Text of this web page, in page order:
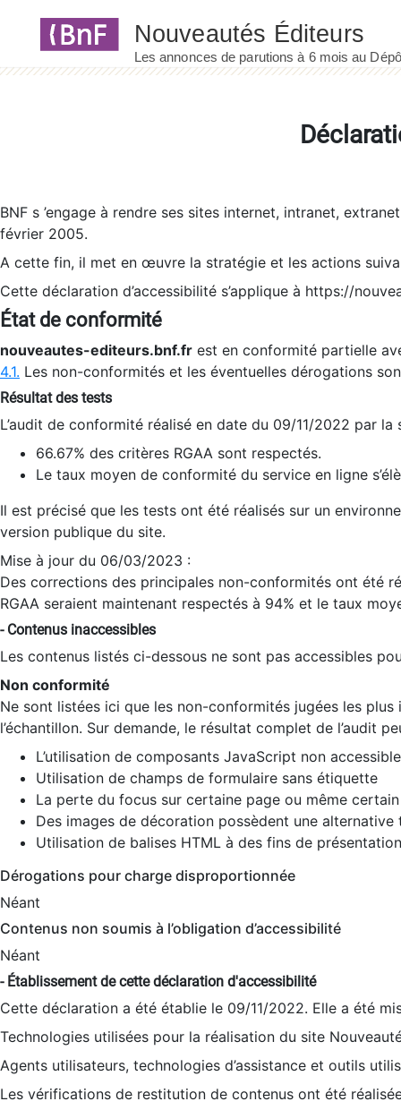
BNF s ’engage à rendre ses sites internet, intranet,
février 2005.
A cette fin, il met en œuvre la stratégie et les actions
Cette déclaration d’accessibilité s’applique à https://
État de conformité
nouveautes-editeurs.bnf.fr est en conformité partielle
4.1. Les non-conformités et les éventuelles dérogations
Résultat des tests
L’audit de conformité réalisé en date du 09/11/2022 par
66.67% des critères RGAA sont respectés.
Le taux moyen de conformité du service en ligne
Il est précisé que les tests ont été réalisés sur un
version publique du site.
Mise à jour du 06/03/2023 :
Des corrections des principales non-conformités ont été
RGAA seraient maintenant respectés à 94% et le taux
- Contenus inaccessibles
Les contenus listés ci-dessous ne sont pas accessibles
Non conformité
Ne sont listées ici que les non-conformités jugées les
l’échantillon. Sur demande, le résultat complet de l’audit
L’utilisation de composants JavaScript non
Utilisation de champs de formulaire sans étiquette
La perte du focus sur certaine page ou même
Des images de décoration possèdent une alternative
Utilisation de balises HTML à des fins de
Dérogations pour charge disproportionnée
Néant
Contenus non soumis à l’obligation d’accessibilité
Néant
- Établissement de cette déclaration d'accessibilité
Cette déclaration a été établie le 09/11/2022. Elle a été
Technologies utilisées pour la réalisation du site
Agents utilisateurs, technologies d’assistance et outils
Les vérifications de restitution de contenus ont été